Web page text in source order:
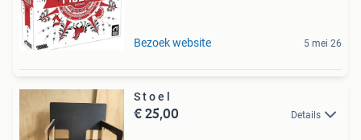
Bezoek website 5 mei 26
S t o e l
€ 25,00 Details